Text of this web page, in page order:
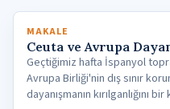
MAKALE
Ceuta ve Avrupa
Geçtiğimiz hafta İspanyol
Avrupa Birliği'nin dış sınır
dayanışmanın kırılganlığını